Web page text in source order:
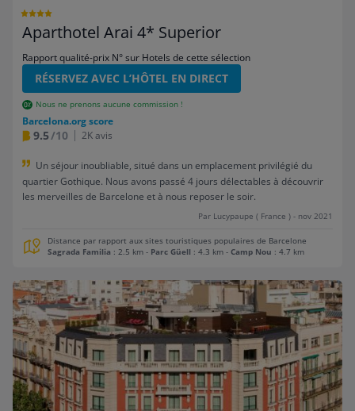
Aparthotel Arai 4* Superior
Rapport qualité-prix N° sur Hotels de cette sélection
RÉSERVEZ AVEC L’HÔTEL EN DIRECT
Nous ne prenons aucune commission !
Barcelona.org score
9.5/10 2K avis
Un séjour inoubliable, situé dans un emplacement privilégié du
quartier Gothique. Nous avons passé 4 jours délectables à découvrir
les merveilles de Barcelone et à nous reposer le soir.
Par Lucypaupe ( France ) - nov 2021
Distance par rapport aux sites touristiques populaires de Barcelone
Sagrada Familia : 2.5 km - Parc Güell : 4.3 km - Camp Nou : 4.7 km